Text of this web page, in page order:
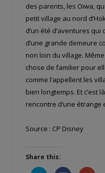
des parents, les Oiwa,
petit village au nord
d’un été d’aventures
d’une grande demeure
non loin du village.
chose de familier pour
comme l’appellent les
bien longtemps. Et c’est
rencontre d’une
Source : CP Disney
Share this: